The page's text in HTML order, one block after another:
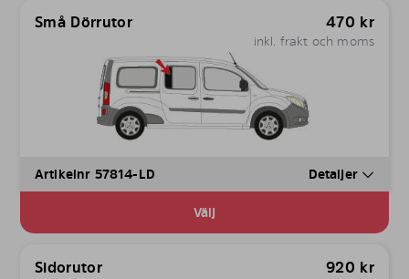
Små Dörrutor 470 kr
inkl. frakt och moms
Artikelnr 57814-LD Detaljer
Välj
Sidorutor 920 kr